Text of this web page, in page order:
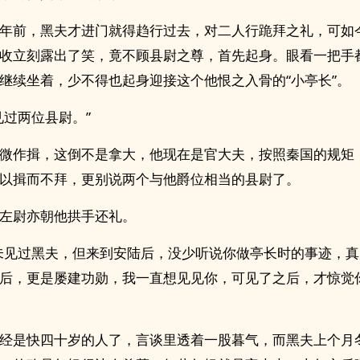
前，黑夫才进门就得趋行过去，对二人行跪拜之礼，可如
立刻露出了笑，竟不顾县尉之尊，首先起身。眼看一把手
续坐着，少不得也起身迎接这个他恨之入骨的“小亭长”。
过两位县尉。”
作揖，这倒不是拿大，他现在是官大夫，按照秦国的规矩
揖而不拜，更别说两个与他爵位相当的县尉了。
尉亦朝他拱手还礼。
见过黑夫，但来到安陆后，没少听说你做亭长时的事迹，
，更是屡建功勋，我一直想见见你，可见了之后，才惊觉
是快四十岁的人了，言谈里透着一股暮气，而黑夫上个月